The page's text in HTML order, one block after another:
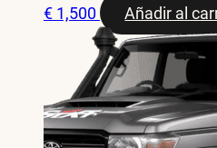
€ 1,500 Añadir al